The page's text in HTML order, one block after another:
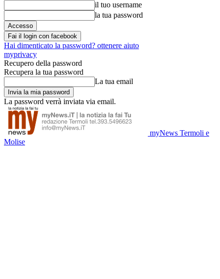
il tuo username
la tua password
Fai il login con facebook
Hai dimenticato la password? ottenere aiuto
myprivacy
Recupero della password
Recupera la tua password
La tua email
La password verrà inviata via email.
myNews Termoli e
Molise